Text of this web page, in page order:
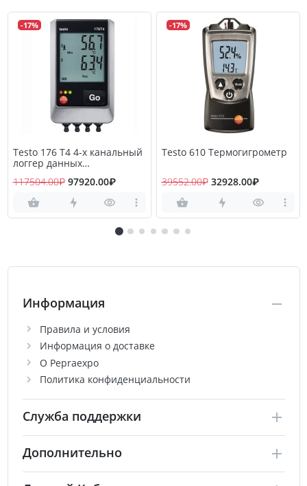
-17%
Testo 176 T4 4-х канальный
логгер данных
117504.00₽ 97920.00₽
-17%
Testo 610 Термогигрометр
39552.00₽ 32928.00₽
Информация
Правила и условия
Информация о доставке
О Pepraexpo
Политика конфиденциальности
Служба поддержки
Дополнительно